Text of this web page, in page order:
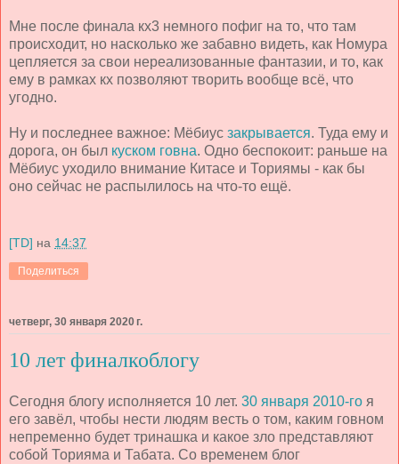
Мне после финала кх3 немного пофиг на то, что там
происходит, но насколько же забавно видеть, как Номура
цепляется за свои нереализованные фантазии, и то, как
ему в рамках кх позволяют творить вообще всё, что
угодно.
Ну и последнее важное: Мёбиус закрывается. Туда ему и
дорога, он был куском говна. Одно беспокоит: раньше на
Мёбиус уходило внимание Китасе и Ториямы - как бы
оно сейчас не распылилось на что-то ещё.
[TD] на 14:37
Поделиться
четверг, 30 января 2020 г.
10 лет финалкоблогу
Сегодня блогу исполняется 10 лет. 30 января 2010-го я
его завёл, чтобы нести людям весть о том, каким говном
непременно будет тринашка и какое зло представляют
собой Торияма и Табата. Со временем блог